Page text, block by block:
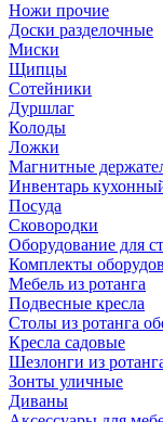
Ножи прочие
Доски разделочные
Миски
Щипцы
Сотейники
Дуршлаг
Колоды
Ложки
Магнитные
Инвентарь
Посуда
Сковородки
Оборудование для
Комплекты
Мебель из ротанга
Подвесные кресла
Столы из ротанга
Кресла садовые
Шезлонги из
Зонты уличные
Диваны